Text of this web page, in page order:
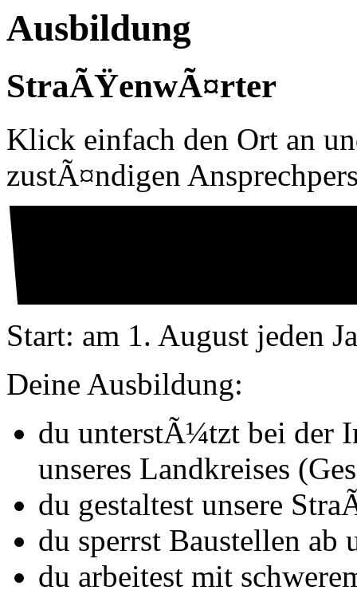
Ausbildung
StraÃŸenwÃ¤rter
Klick einfach den Ort an
zustÃ¤ndigen
Start: am 1. August jeden
Deine Ausbildung:
du unterstÃ¼tzt bei der
unseres Land­kreises
du gestaltest unsere
du sperrst Baustellen ab
du arbeitest mit